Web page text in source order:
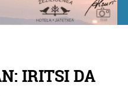
IRITSI DA